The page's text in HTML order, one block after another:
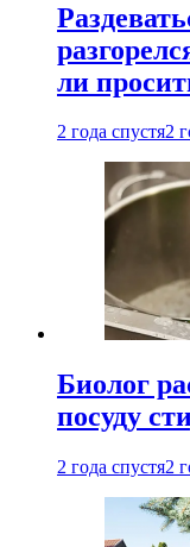
ли
2 года спустя2
Биолог
посуду
2 года спустя2